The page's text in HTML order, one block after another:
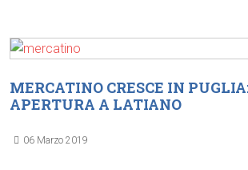
MERCATINO CRESCE IN
APERTURA A LATIANO
06 Marzo 2019